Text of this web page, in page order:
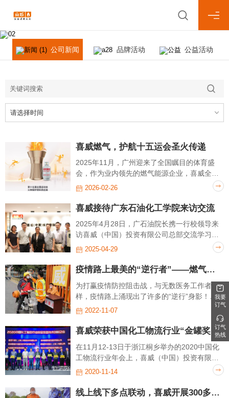
公司新闻 品牌活动 公益活动
请选择时间
喜威燃气，护航十五运会圣火传递
2025年11月，广州迎来了全国瞩目的体育盛
会，作为业内领先的燃气能源企业，喜威全力
保障本届全运会及残特奥会成功举办。作为此
到圣火燃烧提供安全可靠的火种保护燃料，守
2026-02-26
喜威接待广东石油化工学院来访交流
2025年4月28日，广石油院长携一行校领导来
访喜威（中国）投资有限公司总部交流学习，
我司人力资源管理团队进行接待，双方就
人才培养等议方面进行交流学习。访谈圆满结
2025-04-29
疫情路上最美的“逆行者”——燃气送气工
为打赢疫情防控阻击战，与无数医务工作者一
样，疫情路上涌现出了许多的“逆行”身影！作
为保障民生的燃气行业企业，喜威燃气全广州
市48家门店在疫情期间“不打烊”，保障千家万
户的稳定燃气供应。
2022-11-07
喜威荣获中国化工物流行业“金罐奖”安全装备技术创新企业奖
在11月12-13日于浙江桐乡举办的2020中国化
工物流行业年会上，喜威（中国）投资有限公
司荣获2020中国化工物流行业“金罐奖”安全装
2020-11-14
线上线下多点联动，喜威开展300多场安全生产月系列活动
我要
订气
订气
热线